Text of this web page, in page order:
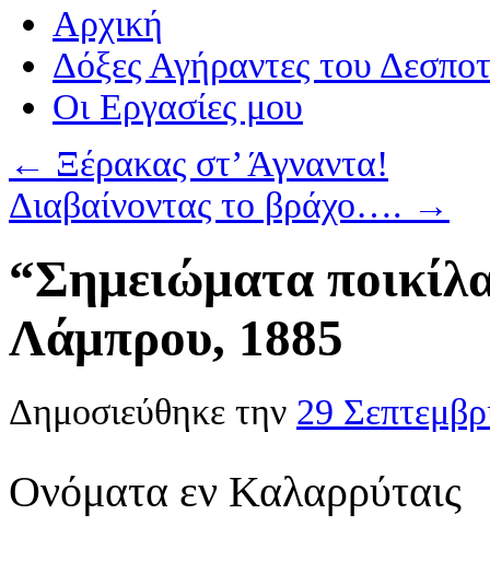
Αρχική
Δόξες Αγήραντες του
Οι Eργασίες μου
← Ξέρακας στ’ Άγναντα!
Διαβαίνοντας το βράχο…. →
“Σημειώματα
Λάμπρου, 1885
Δημοσιεύθηκε την 29
Ονόματα εν Καλαρρύταις